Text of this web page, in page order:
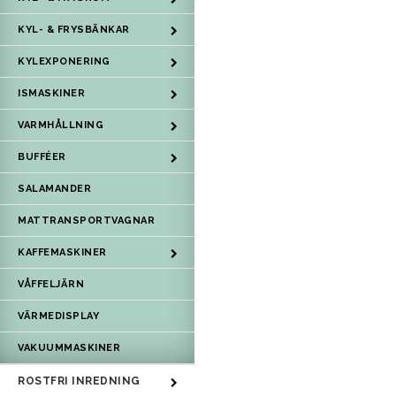
KYL- & FRYSBÄNKAR
KYLEXPONERING
ISMASKINER
VARMHÅLLNING
BUFFÉER
SALAMANDER
MATTRANSPORTVAGNAR
KAFFEMASKINER
VÅFFELJÄRN
VÄRMEDISPLAY
VAKUUMMASKINER
ROSTFRI INREDNING